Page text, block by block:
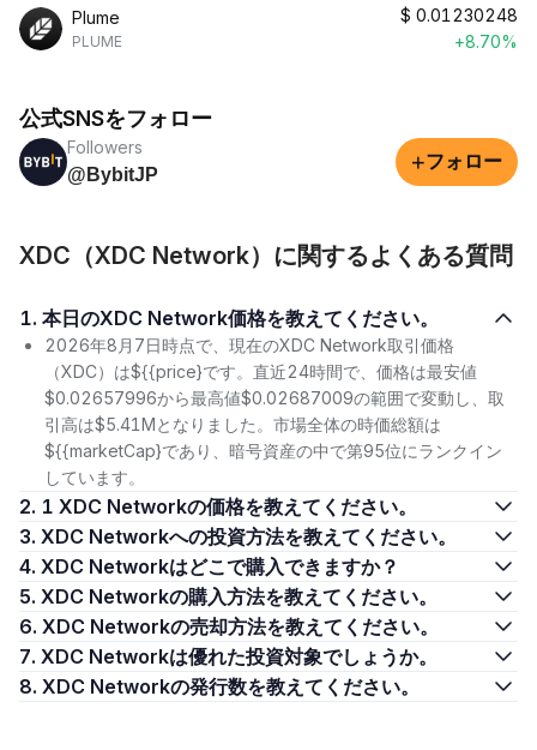
Plume
PLUME
$ 0.01230248
+8.70%
公式SNSをフォロー
Followers
@BybitJP
+フォロー
XDC（XDC Network）に関するよくある質問
1. 本日のXDC Network価格を教えてください。
2026年8月7日時点で、現在のXDC Network取引価格
（XDC）は${{price}です。直近24時間で、価格は最安値
$0.02657996から最高値$0.02687009の範囲で変動し、取
引高は$5.41Mとなりました。市場全体の時価総額は
${{marketCap}であり、暗号資産の中で第95位にランクイン
しています。
2. 1 XDC Networkの価格を教えてください。
3. XDC Networkへの投資方法を教えてください。
4. XDC Networkはどこで購入できますか？
5. XDC Networkの購入方法を教えてください。
6. XDC Networkの売却方法を教えてください。
7. XDC Networkは優れた投資対象でしょうか。
8. XDC Networkの発行数を教えてください。